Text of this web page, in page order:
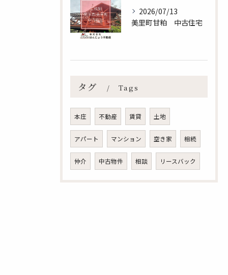
2026/07/13
美里町甘粕 中古住宅
タグ Tags
本庄 不動産 賃貸 土地
アパート マンション 空き家 相続
仲介 中古物件 相談 リースバック
無料査定のお申し込みはこちら